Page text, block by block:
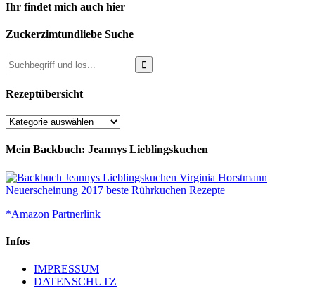
Ihr findet mich auch hier
Zuckerzimtundliebe Suche
Rezeptübersicht
Rezeptübersicht
Mein Backbuch: Jeannys Lieblingskuchen
*Amazon Partnerlink
Infos
IMPRESSUM
DATENSCHUTZ